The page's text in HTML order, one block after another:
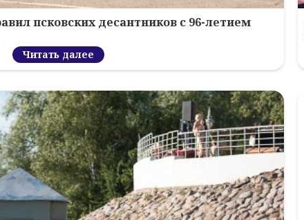
псковских десантников с 96-летием
Читать далее